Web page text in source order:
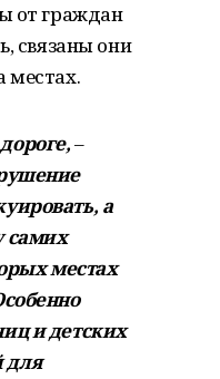
от граждан
связаны они
местах.
–
а
самих
местах
и детских
для